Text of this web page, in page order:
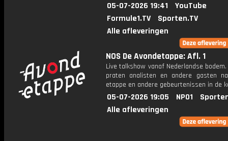
05-07-2026 19:41
YouTube
Formule1.TV
Sporten.TV
Alle afleveringen
NOS De Avondetappe: Afl. 1
Live talkshow vanaf Nederlandse
praten analisten en andere gasten
etappe en andere gebeurtenissen in de
05-07-2026 19:05 NPO1
Alle afleveringen